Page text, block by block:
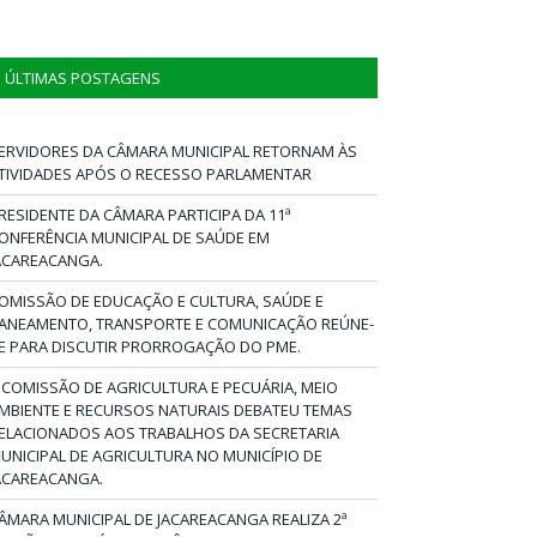
ÚLTIMAS POSTAGENS
DA CÂMARA MUNICIPAL RETORNAM ÀS
APÓS O RECESSO PARLAMENTAR
DA CÂMARA PARTICIPA DA 11ª
MUNICIPAL DE SAÚDE EM
DE EDUCAÇÃO E CULTURA, SAÚDE E
TRANSPORTE E COMUNICAÇÃO REÚNE-
PARA DISCUTIR PRORROGAÇÃO DO PME.
DE AGRICULTURA E PECUÁRIA, MEIO
E RECURSOS NATURAIS DEBATEU TEMAS
AOS TRABALHOS DA SECRETARIA
DE AGRICULTURA NO MUNICÍPIO DE
MUNICIPAL DE JACAREACANGA REALIZA 2ª